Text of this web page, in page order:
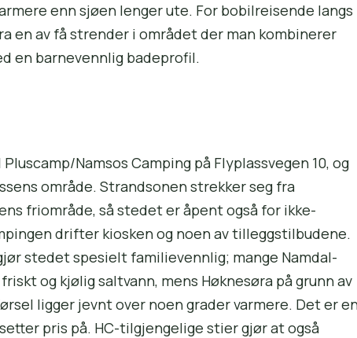
enn sjøen lenger ute. For bobilreisende langs
en av få strender i området der man kombinerer
en barnevennlig badeprofil.
Namsos Camping på Flyplassvegen 10, og
område. Strand­sonen strekker seg fra
friområde, så stedet er åpent også for ikke-
drifter kiosken og noen av tilleggs­tilbudene.
stedet spesielt familievennlig; mange Namdal-
og kjølig saltvann, mens Høknesøra på grunn av
ligger jevnt over noen grader varmere. Det er
pris på. HC-tilgjengelige stier gjør at også